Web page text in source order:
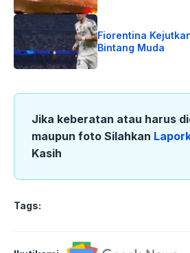
Fiorentina
Bintang Muda
Jika keberatan atau harus
maupun foto Silahkan
Kasih
Tags: